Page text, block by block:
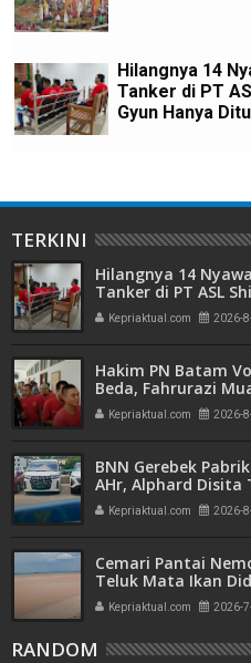
Hilangnya 14
Tanker di PT
Gyun Hanya
TERKINI
Hilangnya 14
Tanker di PT ASL
Hanya Dituntut 1
Kepriaktual.com 2026-
Hakim PN Batam
Beda, Fahrurazi
Azzurah dan Risma
Kepriaktual.com 2026-
BNN Gerebek
AHr, Alphard
Mitra Usaha
Kepriaktual.com 2026-
Cemari Pantai
Teluk Mata Ikan
Amdal
Kepriaktual.com 2026-
RANDOM